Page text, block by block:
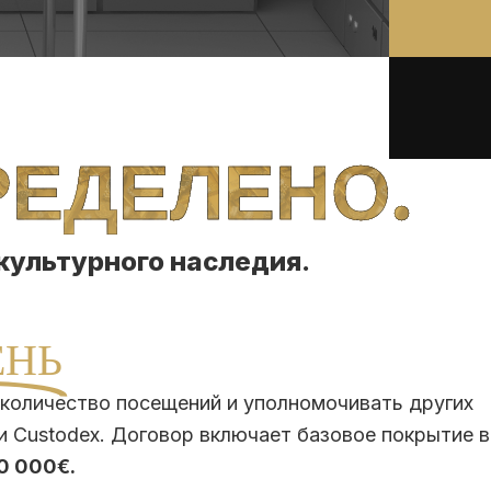
наследия.
посещений и уполномочивать других
Custodex. Договор включает базовое покрытие в
000€.